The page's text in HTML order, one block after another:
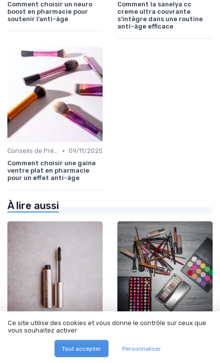
Comment choisir un neuro
boost en pharmacie pour
soutenir l’anti-âge
Comment la sanelya cc
creme ultra couvrante
s’intègre dans une routine
anti-âge efficace
Conseils de Prévention du Vieillissement • 09/11/2025
Comment choisir une gaine
ventre plat en pharmacie
pour un effet anti-âge
À lire aussi
Conseils de Professionnels • 10/01/2025
roquebrune cap martin : les
secrets des traitements
Guides d'Application et Techniques • 10/01/2025
secrets et astuces pour un
look impeccable
Ce site utilise des cookies et vous donne le contrôle sur ceux que
vous souhaitez activer
Tout accepter Personnaliser